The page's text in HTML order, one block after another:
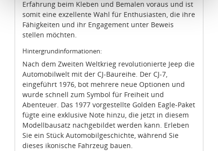
Schutzniveau für personenbezogene Daten bietet. Durch
die Verwendung von Standarddatenschutzklauseln in
Verbindung mit zusätzlichen Maßnahmen zur Sicherung
eines angemessenen Schutzniveaus, garantieren wir,
dass die Datenschutzvorgaben der EU auch bei der
Verarbeitung von Daten in den USA eingehalten werden.
Sie können die Cookie-Einwilligung jederzeit links unten
auf Ihrem Bildschirm anpassen und damit widerrufen.
idee+spiel Betriebs-GmbH
DatenschutzbestimmungenundImpressum
Erfahrung beim Kleben und Bemalen voraus und ist
somit eine exzellente Wahl für Enthusiasten, die ihre
Fähigkeiten und ihr Engagement unter Beweis
stellen möchten.
Hintergrundinformationen:
Nach dem Zweiten Weltkrieg revolutionierte Jeep die
Automobilwelt mit der CJ-Baureihe. Der CJ-7,
eingeführt 1976, bot mehrere neue Optionen und
wurde schnell zum Symbol für Freiheit und
Abenteuer. Das 1977 vorgestellte Golden Eagle-Paket
fügte eine exklusive Note hinzu, die jetzt in diesem
Modellbausatz nachgebildet werden kann. Erleben
Sie ein Stück Automobilgeschichte, während Sie
dieses ikonische Fahrzeug bauen.